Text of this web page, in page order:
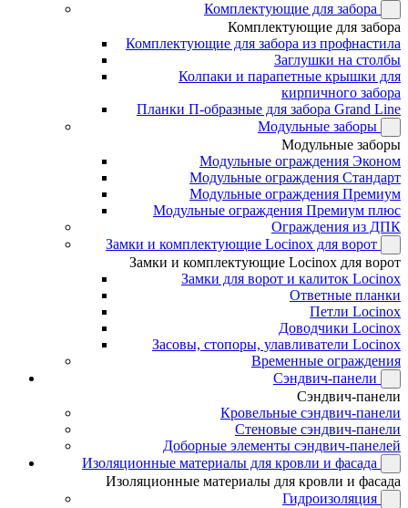
Комплектующие для забора
Комплектующие для забора
Комплектующие для забора из профнастила
Заглушки на столбы
Колпаки и парапетные крышки для
кирпичного забора
Планки П-образные для забора Grand Line
Модульные заборы
Модульные заборы
Модульные ограждения Эконом
Модульные ограждения Стандарт
Модульные ограждения Премиум
Модульные ограждения Премиум плюс
Ограждения из ДПК
Замки и комплектующие Locinox для ворот
Замки и комплектующие Locinox для ворот
Замки для ворот и калиток Locinox
Ответные планки
Петли Locinox
Доводчики Locinox
Засовы, стопоры, улавливатели Locinox
Временные ограждения
Сэндвич-панели
Сэндвич-панели
Кровельные сэндвич-панели
Стеновые сэндвич-панели
Доборные элементы сэндвич-панелей
Изоляционные материалы для кровли и фасада
Изоляционные материалы для кровли и фасада
Гидроизоляция